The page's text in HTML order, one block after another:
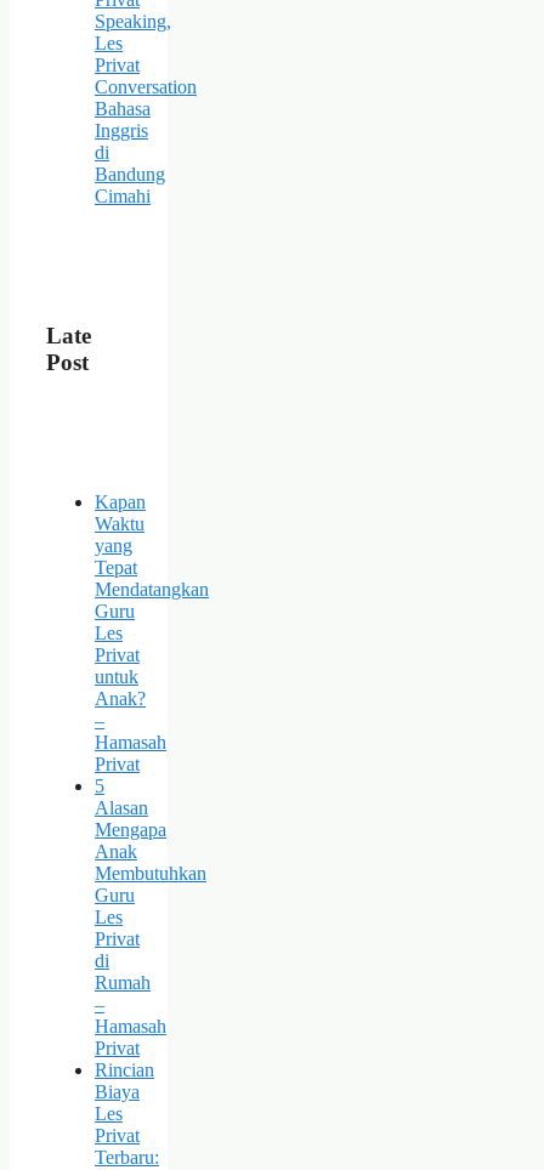
Speaking,
Les
Privat
Conversation
Bahasa
Inggris
di
Bandung
Cimahi
Late
Post
Kapan
Waktu
yang
Tepat
Mendatangkan
Guru
Les
Privat
untuk
Anak?
–
Hamasah
Privat
5
Alasan
Mengapa
Anak
Membutuhkan
Guru
Les
Privat
di
Rumah
–
Hamasah
Privat
Rincian
Biaya
Les
Privat
Terbaru: